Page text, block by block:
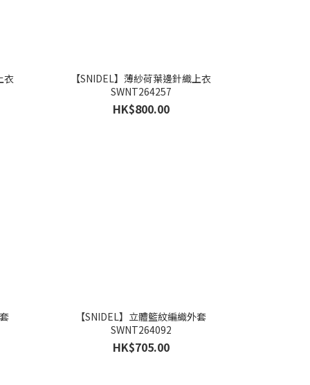
衣
【SNIDEL】薄紗荷葉邊針織上衣
SWNT264257
HK$800.00
【SNIDEL】立體籃紋編織外套
SWNT264092
HK$705.00